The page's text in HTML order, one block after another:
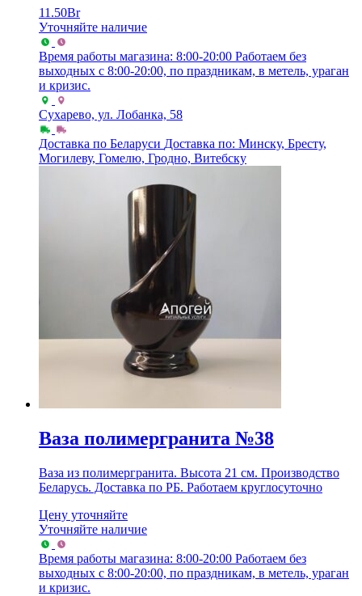
11.50Br
Уточняйте наличие
Время работы магазина: 8:00-20:00 Работаем без
выходных с 8:00-20:00, по праздникам, в метель, ураган
и кризис.
Сухарево, ул. Лобанка, 58
Доставка по Беларуси Доставка по: Минску, Бресту,
Могилеву, Гомелю, Гродно, Витебску
Ваза полимергранита №38
Ваза из полимергранита. Высота 21 см. Производство
Беларусь. Доставка по РБ. Работаем круглосуточно
Цену уточняйте
Уточняйте наличие
Время работы магазина: 8:00-20:00 Работаем без
выходных с 8:00-20:00, по праздникам, в метель, ураган
и кризис.